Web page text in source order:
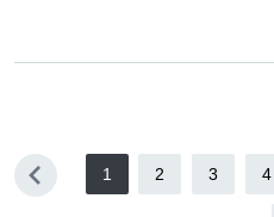
1 2 3 4